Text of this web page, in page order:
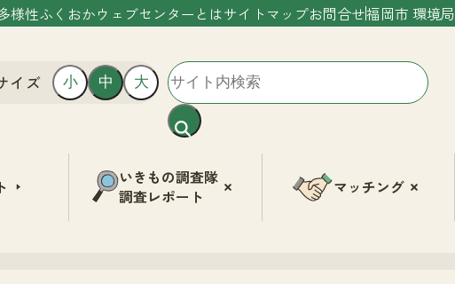
様性ふくおかウェブセンターとはサイトマップお問合せ福岡市 環境局
イズ 小 中 大
いきもの調査隊
調査レポート
マッチング